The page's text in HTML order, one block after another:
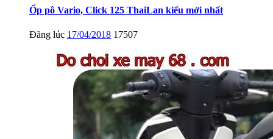
Ốp pô Vario, Click 125 ThaiLan kiểu mới nhất
Đăng lúc 17/04/2018 17507